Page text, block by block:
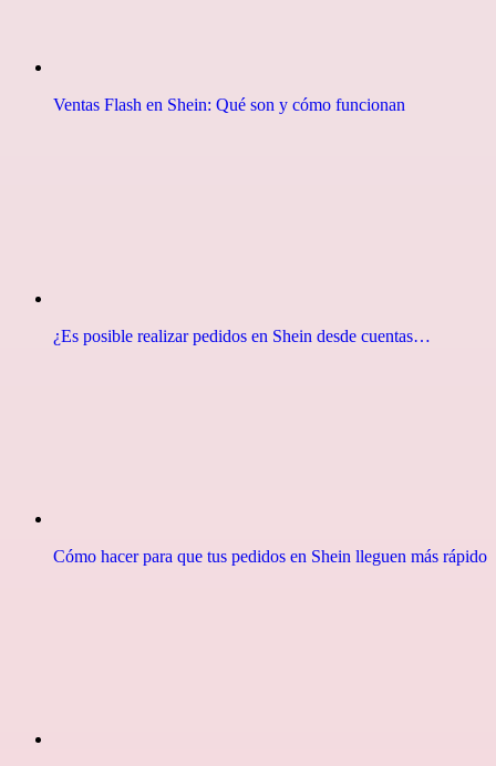
Ventas Flash en Shein: Qué son y cómo funcionan
¿Es posible realizar pedidos en Shein desde cuentas…
Cómo hacer para que tus pedidos en Shein lleguen más rápido